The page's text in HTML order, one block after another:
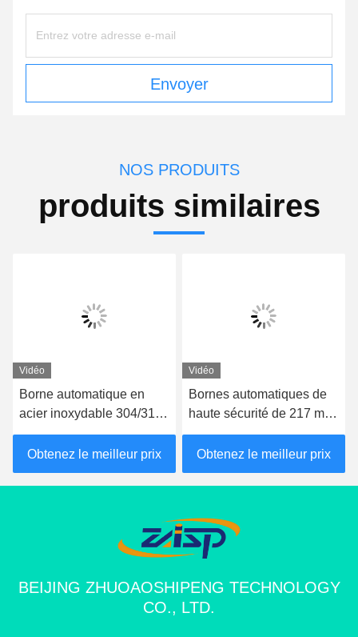
Envoyer
NOS PRODUITS
produits similaires
Vidéo
Borne automatique en
acier inoxydable 304/316,
indice IP68, avec une
hauteur de 600 mm à
1000 mm pour la sécurité
hydraulique
Obtenez le meilleur prix
Vidéo
Bornes automatiques de
haute sécurité de 217 mm
de diamètre, indice IP68,
pour allées et zones de
stationnement
Obtenez le meilleur prix
BEIJING ZHUOAOSHIPENG TECHNOLOGY
CO., LTD.